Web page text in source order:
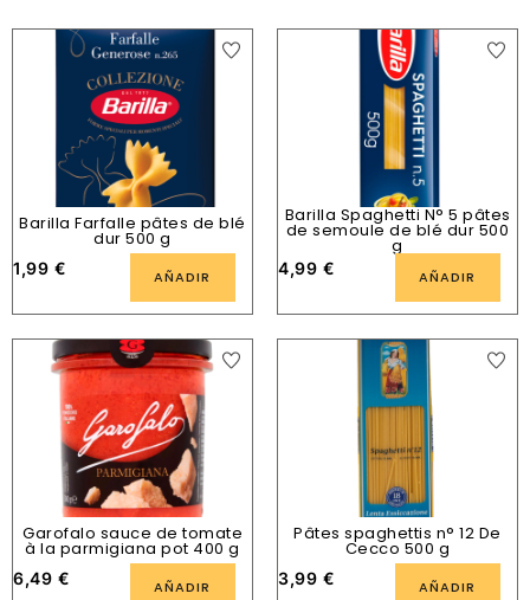
Barilla Farfalle pâtes de blé
dur 500 g
1,99 € AÑADIR
Barilla Spaghetti N° 5 pâtes
de semoule de blé dur 500
g
4,99 € AÑADIR
Garofalo sauce de tomate
à la parmigiana pot 400 g
6,49 € AÑADIR
Pâtes spaghettis n° 12 De
Cecco 500 g
3,99 € AÑADIR